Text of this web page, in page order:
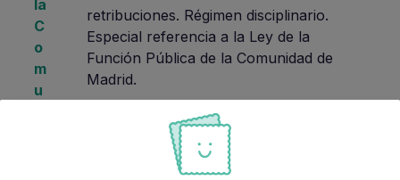
la
C
o
m
u
retribuciones. Régimen disciplinario.
Especial referencia a la Ley de la
Función Pública de la Comunidad de
Madrid.